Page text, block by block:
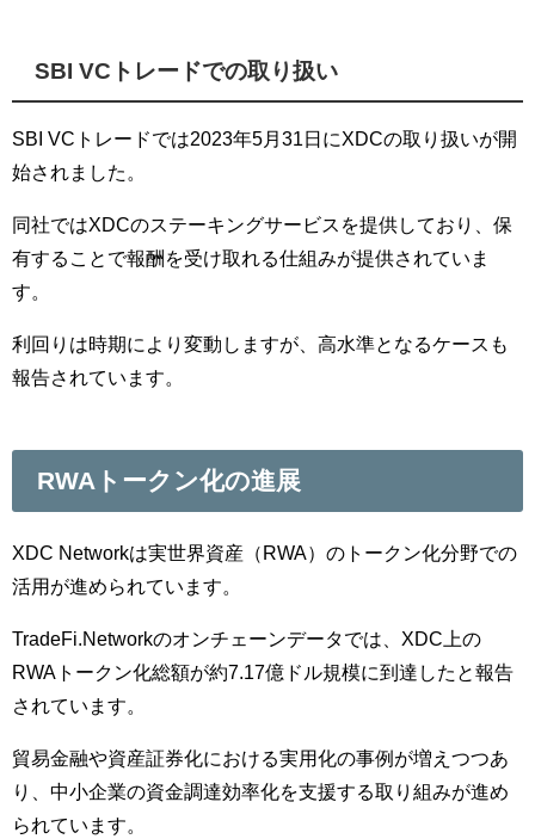
SBI VCトレードでの取り扱い
SBI VCトレードでは2023年5月31日にXDCの取り扱いが開
始されました。
同社ではXDCのステーキングサービスを提供しており、保
有することで報酬を受け取れる仕組みが提供されていま
す。
利回りは時期により変動しますが、高水準となるケースも
報告されています。
RWAトークン化の進展
XDC Networkは実世界資産（RWA）のトークン化分野での
活用が進められています。
TradeFi.Networkのオンチェーンデータでは、XDC上の
RWAトークン化総額が約7.17億ドル規模に到達したと報告
されています。
貿易金融や資産証券化における実用化の事例が増えつつあ
り、中小企業の資金調達効率化を支援する取り組みが進め
られています。